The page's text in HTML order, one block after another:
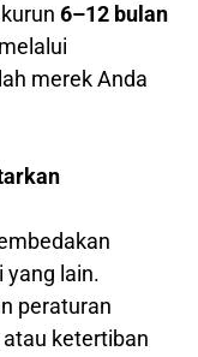
6–12 bulan
merek Anda
yang lain.
peraturan
ketertiban